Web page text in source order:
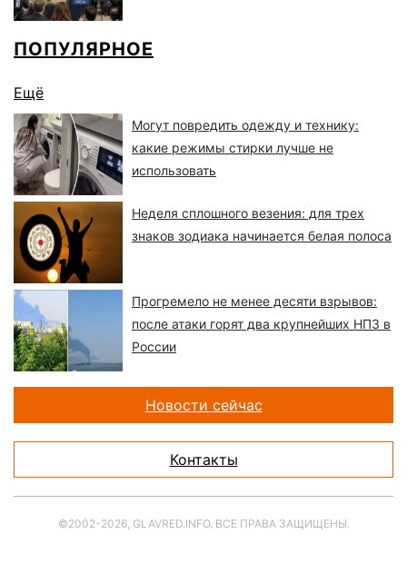
ПОПУЛЯРНОЕ
Ещё
Могут повредить одежду и технику:
какие режимы стирки лучше не
использовать
Неделя сплошного везения: для трех
знаков зодиака начинается белая полоса
Прогремело не менее десяти взрывов:
после атаки горят два крупнейших НПЗ в
России
Новости сейчас
Контакты
©2002-2026, GLAVRED.INFO. ВСЕ ПРАВА ЗАЩИЩЕНЫ.